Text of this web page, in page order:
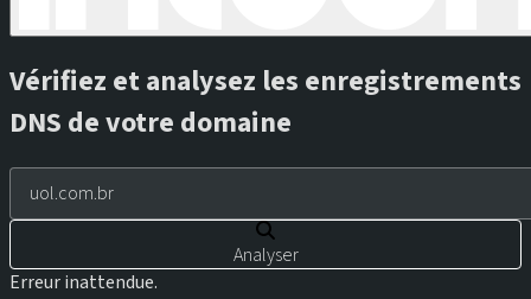
Vérifiez et analysez les enregistrements
DNS de votre domaine
Analyser
Erreur inattendue.